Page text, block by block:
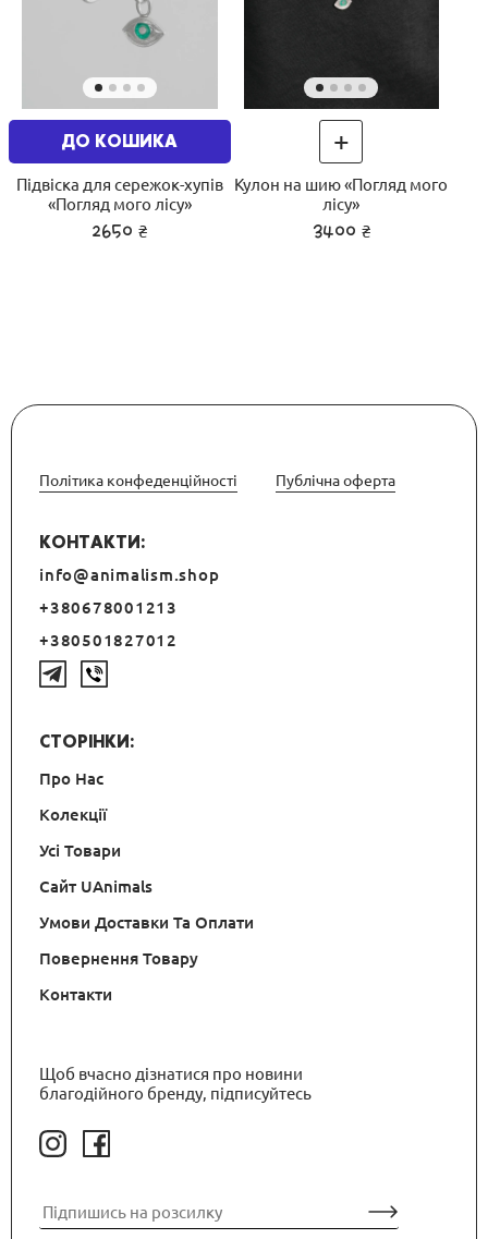
ДО КОШИКА
Підвіска для сережок-хупів
«Погляд мого лісу»
2650₴
+
Кулон на шию «Погляд мого
лісу»
3400 ₴
КОНТАКТИ:
info@animalism.shop
+380678001213
+380501827012
СТОРІНКИ:
Про Нас
Колекції
Усі Товари
Сайт UAnimals
Умови Доставки Та Оплати
Повернення Товару
Контакти
Щоб вчасно дізнатися про новини
благодійного бренду, підписуйтесь
Політика конфеденційності Публічна оферта